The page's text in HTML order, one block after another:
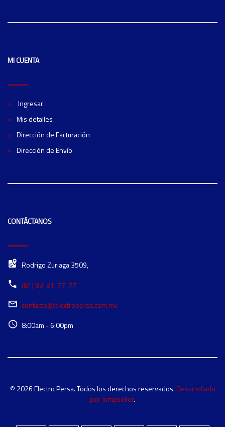
MI CUENTA
Ingresar
Mis detalles
Dirección de Facturación
Dirección de Envío
CONTÁCTANOS
Rodrigo Zuriaga 3509,
(81) 83-31-77-77
contacto@electropersa.com.mx
8:00am - 6:00pm
© 2026 Electro Persa. Todos los derechos reservados. Desarrollado
por Jumpseller.